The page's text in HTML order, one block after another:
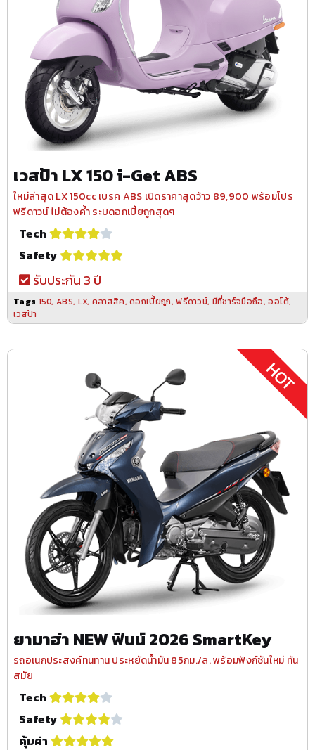
เวสป้า LX 150 i-Get ABS
ใหม่ล่าสุด LX 150cc เบรค ABS เปิดราคาสุดว้าว 89,900 พร้อมโปร
ฟรีดาวน์ ไม่ต้องค้ำ ระบดอกเบี้ยถูกสุดๆ
Tech
Safety
รับประกัน 3 ปี
Tags 150,ABS, LX, คลาสสิค,ดอกเบี้ยถูก,ฟรีดาวน์, มีที่ชาร์จมือถือ,ออโต้,
เวสป้า
ยามาฮ่า NEW ฟินน์ 2026 SmartKey
รถอเนกประสงค์ทนทาน ประหยัดน้ำมัน 85กม./ล. พร้อมฟังก์ชันใหม่ ทัน
สมัย
Tech
Safety
คุ้มค่า